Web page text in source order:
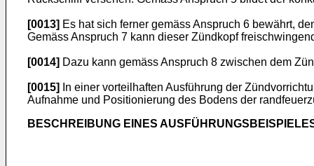
[0013] Es hat sich ferner gemäss Anspruch 6 bewährt,
Gemäss Anspruch 7 kann dieser Zündkopf
[0014] Dazu kann gemäss Anspruch 8 zwischen dem
[0015]
In einer vorteilhaften Ausführung der
Aufnahme und Positionierung des Bodens der
BESCHREIBUNG EINES